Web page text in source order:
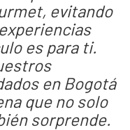
evitando
es para ti.
en Bogotá
que no solo
sorprende.